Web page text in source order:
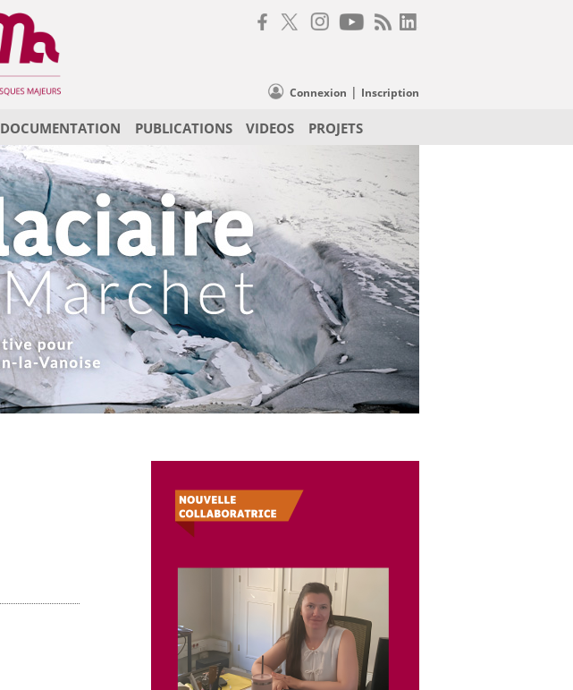
Connexion | Inscription
DOCUMENTATION PUBLICATIONS VIDEOS PROJETS